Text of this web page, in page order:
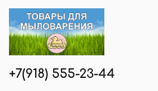
+7(918) 555-23-44